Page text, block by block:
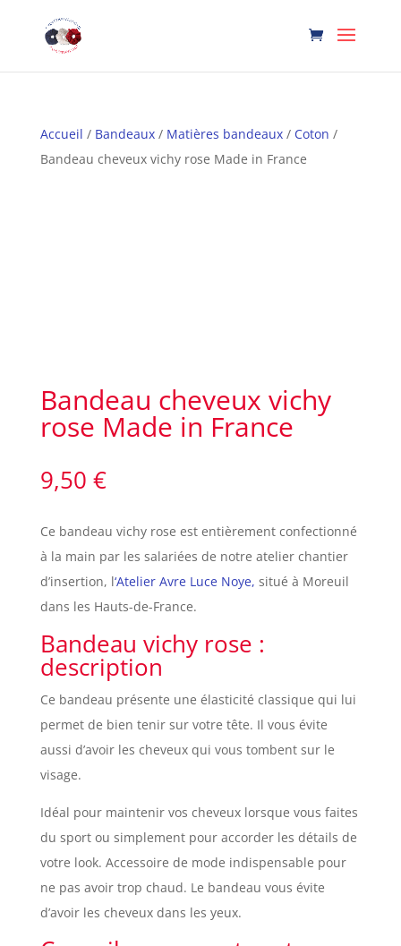
Accueil / Bandeaux/ Matières bandeaux/ Coton /
Bandeau cheveux vichy rose Made in France
Bandeau cheveux vichy
rose Made in France
9,50 €
Ce bandeau vichy rose est entièrement confectionné
à la main par les salariées de notre atelier chantier
d’insertion, l‘Atelier Avre Luce Noye, situé à Moreuil
dans les Hauts-de-France.
Bandeau vichy rose :
description
Ce bandeau présente une élasticité classique qui lui
permet de bien tenir sur votre tête. Il vous évite
aussi d’avoir les cheveux qui vous tombent sur le
visage.
Idéal pour maintenir vos cheveux lorsque vous faites
du sport ou simplement pour accorder les détails de
votre look. Accessoire de mode indispensable pour
ne pas avoir trop chaud. Le bandeau vous évite
d’avoir les cheveux dans les yeux.